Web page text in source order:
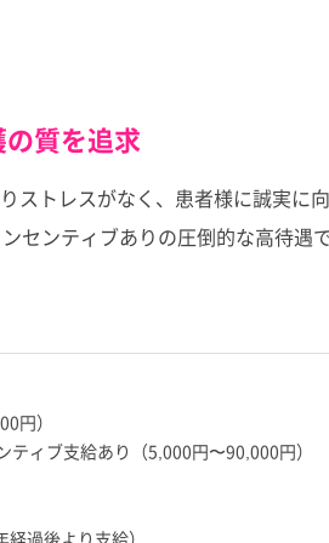
質を追求
ストレスがなく、患者様に誠実
センティブありの圧倒的な高待遇で
円）
ィブ支給あり（5,000円〜90,000円）
過後より支給）